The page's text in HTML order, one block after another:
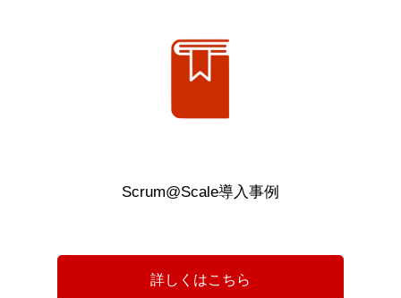
Scrum@Scale導入事例
詳しくはこちら